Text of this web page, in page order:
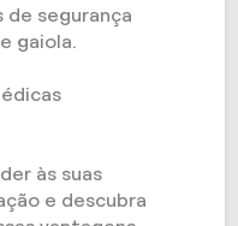
segurança
gaiola.
às suas
e descubra